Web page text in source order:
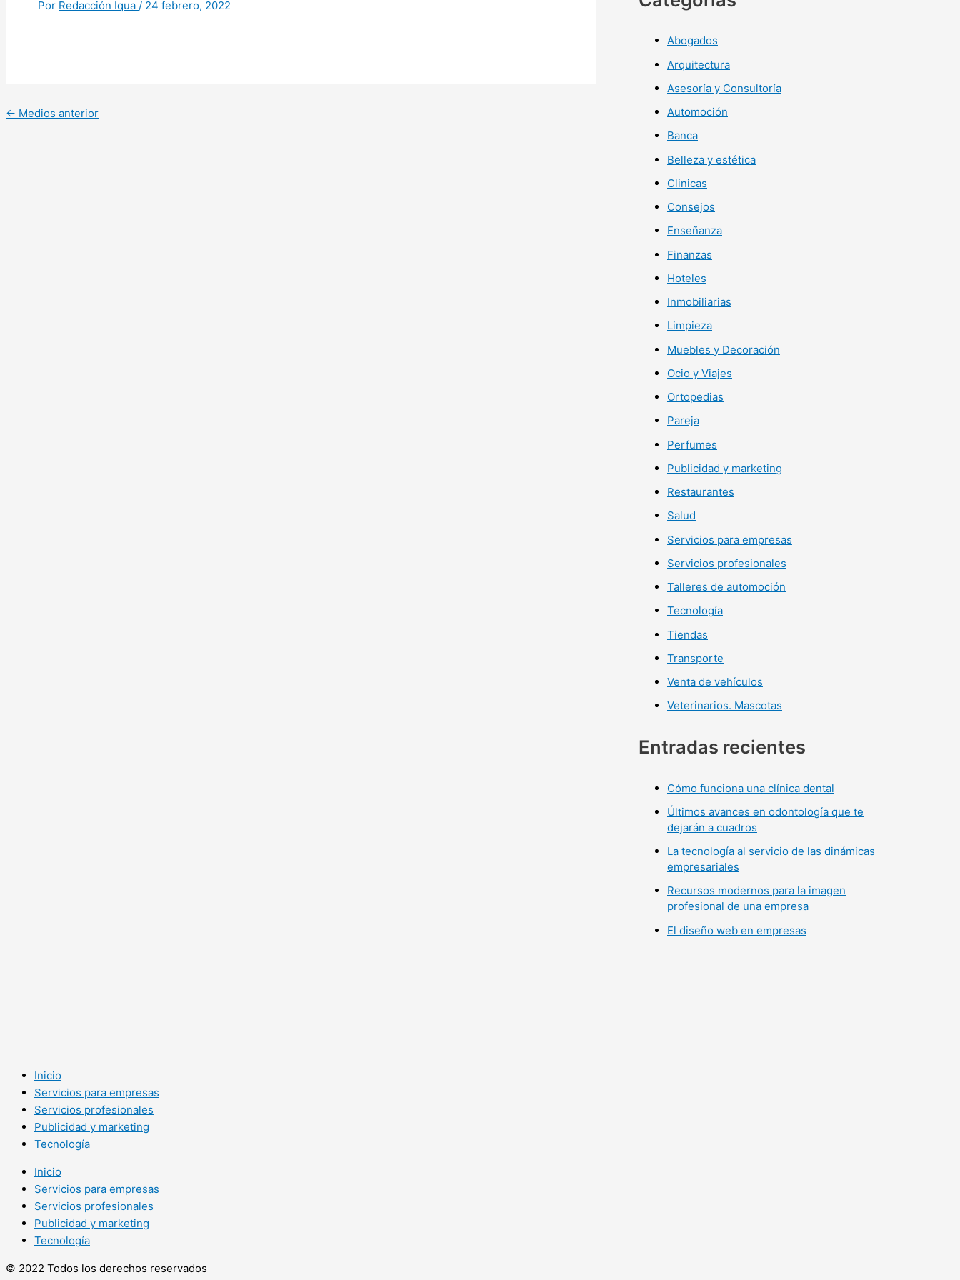
Por Redacción Iqua / 24 febrero, 2022
← Medios anterior
Abogados
Arquitectura
Asesoría y Consultoría
Automoción
Banca
Belleza y estética
Clinicas
Consejos
Enseñanza
Finanzas
Hoteles
Inmobiliarias
Limpieza
Muebles y Decoración
Ocio y Viajes
Ortopedias
Pareja
Perfumes
Publicidad y marketing
Restaurantes
Salud
Servicios para empresas
Servicios profesionales
Talleres de automoción
Tecnología
Tiendas
Transporte
Venta de vehículos
Veterinarios. Mascotas
Entradas recientes
Cómo funciona una clínica dental
Últimos avances en odontología que te
dejarán a cuadros
La tecnología al servicio de las dinámicas
empresariales
Recursos modernos para la imagen
profesional de una empresa
El diseño web en empresas
Inicio
Servicios para empresas
Servicios profesionales
Publicidad y marketing
Tecnología
Inicio
Servicios para empresas
Servicios profesionales
Publicidad y marketing
Tecnología
© 2022 Todos los derechos reservados